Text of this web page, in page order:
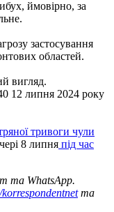
ймовірно, за
застосування
областей.
вигляд.
12 липня 2024 року
тривоги чули
8 липня під час
та WhatsApp.
та